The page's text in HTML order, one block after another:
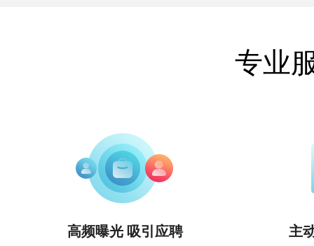
专业
高频曝光 吸引应聘 主